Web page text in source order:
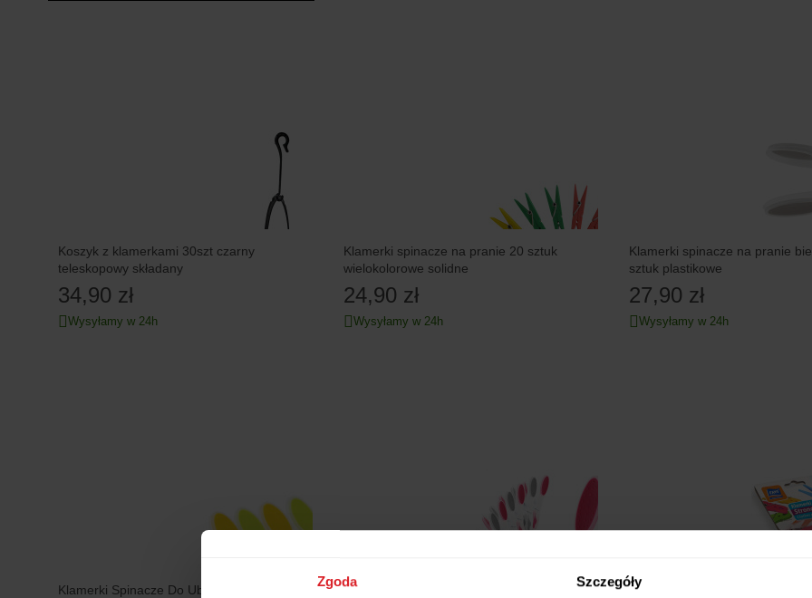
Zgoda Szczegóły
Koszyk z klamerkami 30szt czarny
teleskopowy składany
34,90 zł
Wysyłamy w 24h
Klamerki spinacze na pranie 20 sztuk
wielokolorowe solidne
24,90 zł
Wysyłamy w 24h
Klamerki spinacze na pranie
sztuk plastikowe
27,90 zł
Wysyłamy w 24h
Klamerki Spinacze Do Ubrań Na Pranie 12
Klamerki Spinacze Do Ubrań Na Pranie 12
RAVI Klamerki do bielizny